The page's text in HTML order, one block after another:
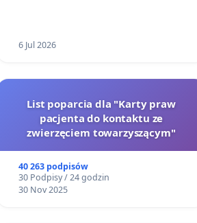
6 Jul 2026
List poparcia dla "Karty praw
pacjenta do kontaktu ze
zwierzęciem towarzyszącym"
40 263 podpisów
30 Podpisy / 24 godzin
30 Nov 2025